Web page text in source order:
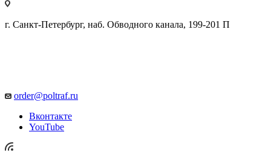
г. Санкт-Петербург, наб. Обводного канала, 199-201 П
order@poltraf.ru
Вконтакте
YouTube